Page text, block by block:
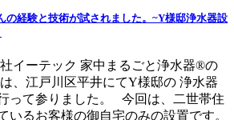
の経験と技術が試されました。~Y様邸浄水器設
イーテック 家中まるごと浄水器®の
、江戸川区平井にてY様邸の 浄水器
って参りました。 今回は、二世帯住
いるお客様の御自宅のみの設置です。